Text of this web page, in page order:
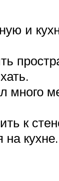
и
много
к
на кухне.